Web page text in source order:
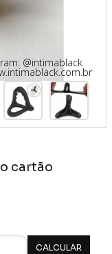
@intimablack
cartão